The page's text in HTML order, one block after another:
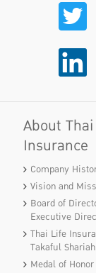
About
Insurance
Company
Vision and
Board of
Executive
Thai Life
Takaful
Medal of